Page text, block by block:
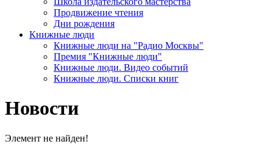
Продвижение чтения
Дни рождения
Книжные люди
Книжные люди на "Радио Москвы"
Премия "Книжные люди"
Книжные люди. Видео событий
Книжные люди. Списки книг
Новости
Элемент не найден!